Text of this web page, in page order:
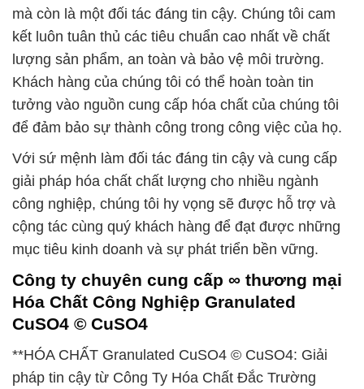
mà còn là một đối tác đáng tin cậy. Chúng tôi cam
kết luôn tuân thủ các tiêu chuẩn cao nhất về chất
lượng sản phẩm, an toàn và bảo vệ môi trường.
Khách hàng của chúng tôi có thể hoàn toàn tin
tưởng vào nguồn cung cấp hóa chất của chúng tôi
để đảm bảo sự thành công trong công việc của họ.
Với sứ mệnh làm đối tác đáng tin cậy và cung cấp
giải pháp hóa chất chất lượng cho nhiều ngành
công nghiệp, chúng tôi hy vọng sẽ được hỗ trợ và
cộng tác cùng quý khách hàng để đạt được những
mục tiêu kinh doanh và sự phát triển bền vững.
Công ty chuyên cung cấp ∞ thương mại
Hóa Chất Công Nghiệp Granulated
CuSO4 © CuSO4
**HÓA CHẤT Granulated CuSO4 © CuSO4: Giải
pháp tin cậy từ Công Ty Hóa Chất Đắc Trường